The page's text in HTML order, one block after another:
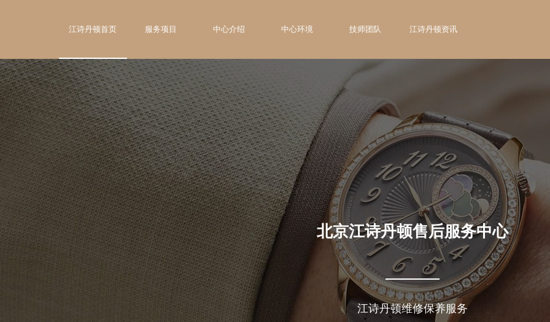
江诗丹顿首页 服务项目 中心介绍 中心环境 技师团队 江诗丹顿资讯
北京江诗丹顿售后服务中心
江诗丹顿维修保养服务